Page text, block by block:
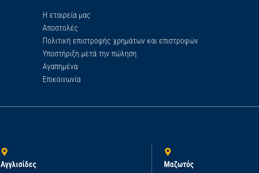
Η εταιρεία μας
Αποστολές
Πολιτική επιστροφής χρημάτων και επιστροφών
Υποστήριξη μετά την πώληση
Αγαπημένα
Επικοινωνία
Αγγλισίδες
Μαζωτός